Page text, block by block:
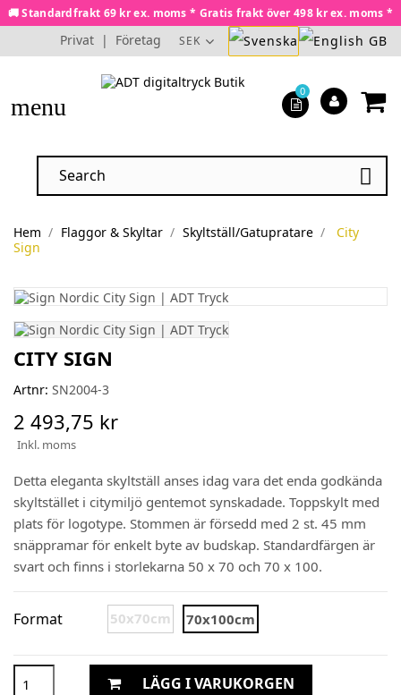
🚚 Standardfrakt 69 kr ex. moms * Gratis frakt över 498 kr ex. moms *
Privat | Företag SEK
menu

0
Hem Flaggor & Skyltar Skyltställ/Gatupratare
City
Sign
CITY SIGN
Artnr: SN2004-3
2 493,75 kr
Inkl. moms
Detta eleganta skyltställ anses idag vara det enda godkända
skyltstället i citymiljö gentemot synskadade. Toppskylt med
plats för logotype. Stommen är försedd med 2 st. 45 mm
snäppramar för enkelt byte av budskap. Standardfärgen är
svart och finns i storlekarna 50 x 70 och 70 x 100.
Format 50x70cm 70x100cm
LÄGG I VARUKORGEN